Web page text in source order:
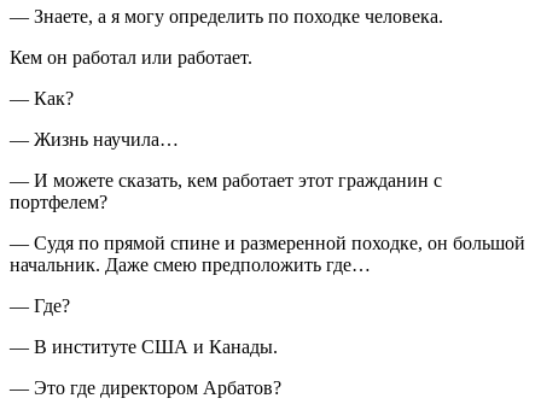
— Знаете, а я могу определить по походке человека.
Кем он работал или работает.
— Как?
— Жизнь научила…
— И можете сказать, кем работает этот гражданин с
портфелем?
— Судя по прямой спине и размеренной походке, он большой
начальник. Даже смею предположить где…
— Где?
— В институте США и Канады.
— Это где директором Арбатов?